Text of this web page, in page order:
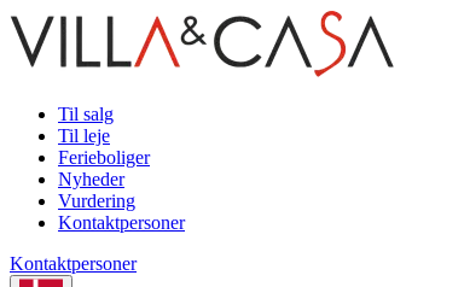
Til salg
Til leje
Ferieboliger
Nyheder
Vurdering
Kontaktpersoner
Kontaktpersoner